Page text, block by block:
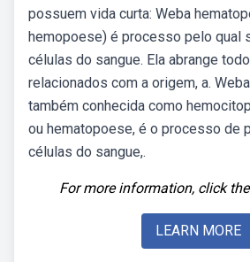
possuem vida curta: Weba
hemopoese) é processo pelo qual
células do sangue. Ela abrange
relacionados com a origem, a.
também conhecida como
ou hematopoese, é o processo de
células do sangue,.
For more information, click
LEARN MORE